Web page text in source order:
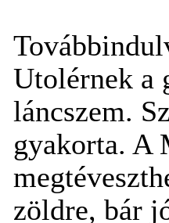
Utolérnek a
láncszem.
gyakorta. A
zöldre, bár